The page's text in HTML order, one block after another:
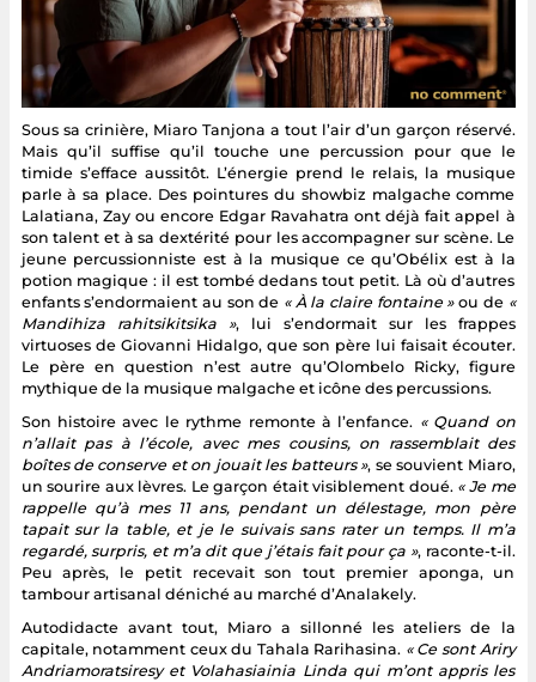
Sous sa crinière, Miaro Tanjona a tout l’air d’un garçon réservé.
Mais qu’il suffise qu’il touche une percussion pour que le
timide s’efface aussitôt. L’énergie prend le relais, la musique
parle à sa place. Des pointures du showbiz malgache comme
Lalatiana, Zay ou encore Edgar Ravahatra ont déjà fait appel à
son talent et à sa dextérité pour les accompagner sur scène. Le
jeune percussionniste est à la musique ce qu’Obélix est à la
potion magique : il est tombé dedans tout petit. Là où d’autres
enfants s’endormaient au son de « À la claire fontaine »ou de «
Mandihiza rahitsikitsika », lui s’endormait sur les frappes
virtuoses de Giovanni Hidalgo, que son père lui faisait écouter.
Le père en question n’est autre qu’Olombelo Ricky, figure
mythique de la musique malgache et icône des percussions.
Son histoire avec le rythme remonte à l’enfance. « Quand on
n’allait pas à l’école, avec mes cousins, on rassemblait des
boîtes de conserve et on jouait les batteurs », se souvient Miaro,
un sourire aux lèvres. Le garçon était visiblement doué. « Je me
rappelle qu’à mes 11 ans, pendant un délestage, mon père
tapait sur la table, et je le suivais sans rater un temps. Il m’a
regardé, surpris, et m’a dit que j’étais fait pour ça », raconte-t-il.
Peu après, le petit recevait son tout premier aponga, un
tambour artisanal déniché au marché d’Analakely.
Autodidacte avant tout, Miaro a sillonné les ateliers de la
capitale, notamment ceux du Tahala Rarihasina. « Ce sont Ariry
Andriamoratsiresy et Volahasiainia Linda qui m’ont appris les